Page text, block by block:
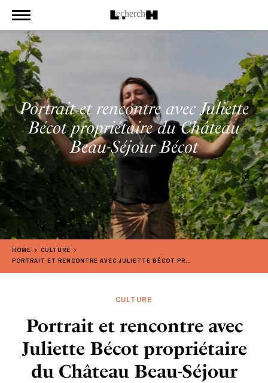
Portrait et rencontre avec Juliette
Bécot propriétaire du Château
Beau-Séjour Bécot
HOME
CULTURE
PORTRAIT ET RENCONTRE AVEC JULIETTE BÉCOT PROPRIÉTAIRE DU CHÂTEAU BEAU-SÉJOUR BÉCOT
CULTURE
Portrait et rencontre avec
Juliette Bécot propriétaire
du Château Beau-Séjour